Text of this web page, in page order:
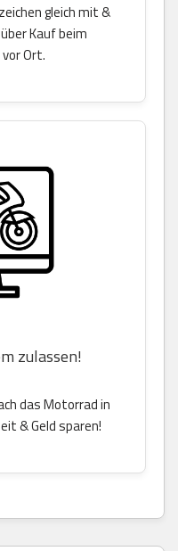
gleich mit &
Kauf beim
Ort.
zulassen!
das Motorrad in
& Geld sparen!